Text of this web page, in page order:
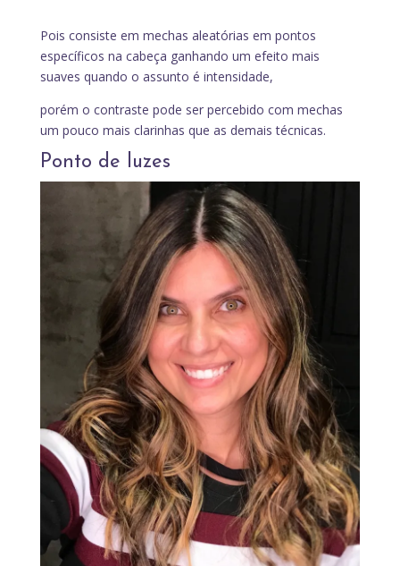
Pois consiste em mechas aleatórias em pontos
específicos na cabeça ganhando um efeito mais
suaves quando o assunto é intensidade,
porém o contraste pode ser percebido com mechas
um pouco mais clarinhas que as demais técnicas.
Ponto de luzes